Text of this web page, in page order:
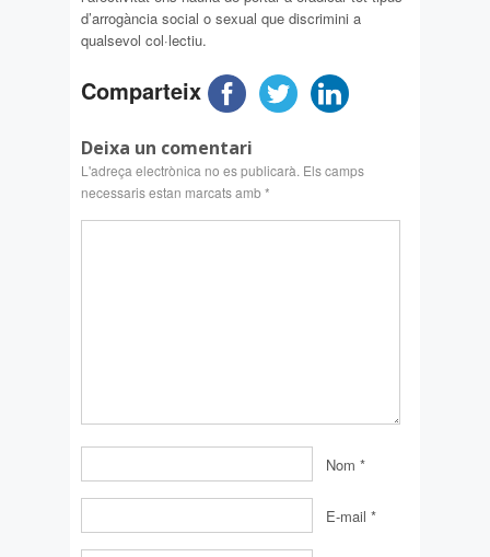
d’arrogància social o sexual que discrimini a
qualsevol col·lectiu.
Comparteix
Deixa un comentari
L'adreça electrònica no es publicarà. Els camps
necessaris estan marcats amb*
Nom *
E-mail *